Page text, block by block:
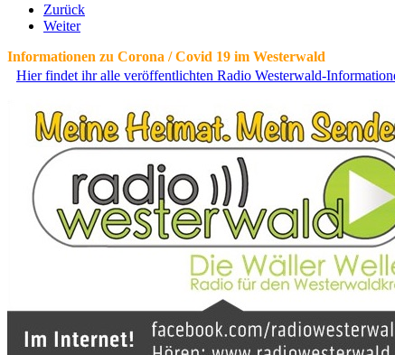
Zurück
Weiter
Informationen zu Corona / Covid 19 im Westerwald
Hier findet ihr alle veröffentlichten Radio Westerwald-